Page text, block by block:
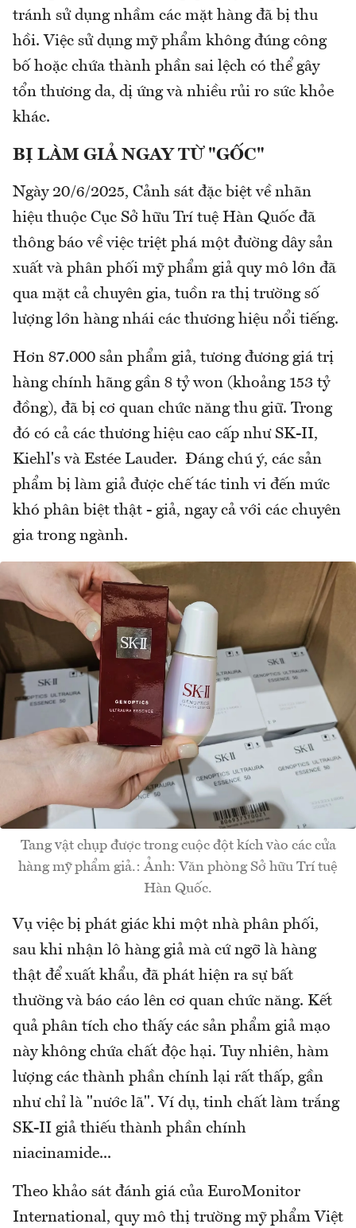
tránh sử dụng nhầm các mặt hàng đã bị thu
hồi. Việc sử dụng mỹ phẩm không đúng công
bố hoặc chứa thành phần sai lệch có thể gây
tổn thương da, dị ứng và nhiều rủi ro sức khỏe
khác.
BỊ LÀM GIẢ NGAY TỪ "GỐC"
Ngày 20/6/2025, Cảnh sát đặc biệt về nhãn
hiệu thuộc Cục Sở hữu Trí tuệ Hàn Quốc đã
thông báo về việc triệt phá một đường dây sản
xuất và phân phối mỹ phẩm giả quy mô lớn đã
qua mặt cả chuyên gia, tuồn ra thị trường số
lượng lớn hàng nhái các thương hiệu nổi tiếng.
Hơn 87.000 sản phẩm giả, tương đương giá trị
hàng chính hãng gần 8 tỷ won (khoảng 153 tỷ
đồng), đã bị cơ quan chức năng thu giữ. Trong
đó có cả các thương hiệu cao cấp như SK-II,
Kiehl's và Estée Lauder. Đáng chú ý, các sản
phẩm bị làm giả được chế tác tinh vi đến mức
khó phân biệt thật - giả, ngay cả với các chuyên
gia trong ngành.
Tang vật chụp được trong cuộc đột kích vào các cửa
hàng mỹ phẩm giả.: Ảnh: Văn phòng Sở hữu Trí tuệ
Hàn Quốc.
Vụ việc bị phát giác khi một nhà phân phối,
sau khi nhận lô hàng giả mà cứ ngỡ là hàng
thật để xuất khẩu, đã phát hiện ra sự bất
thường và báo cáo lên cơ quan chức năng. Kết
quả phân tích cho thấy các sản phẩm giả mạo
này không chứa chất độc hại. Tuy nhiên, hàm
lượng các thành phần chính lại rất thấp, gần
như chỉ là "nước lã". Ví dụ, tinh chất làm trắng
SK-II giả thiếu thành phần chính
niacinamide...
Theo khảo sát đánh giá của EuroMonitor
International, quy mô thị trường mỹ phẩm Việt